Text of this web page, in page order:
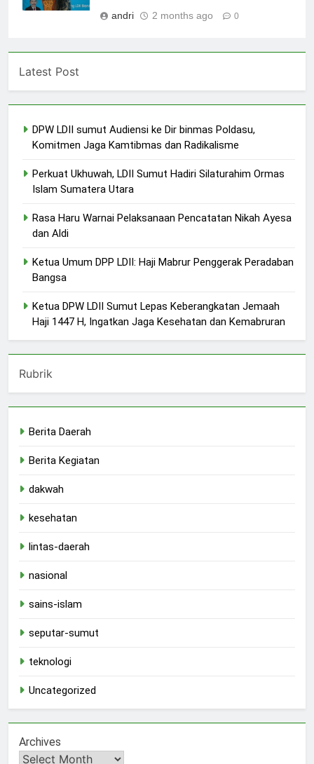
andri 2 months ago 0
Latest Post
DPW LDII sumut Audiensi ke Dir binmas Poldasu,
Komitmen Jaga Kamtibmas dan Radikalisme
Perkuat Ukhuwah, LDII Sumut Hadiri Silaturahim Ormas
Islam Sumatera Utara
Rasa Haru Warnai Pelaksanaan Pencatatan Nikah Ayesa
dan Aldi
Ketua Umum DPP LDII: Haji Mabrur Penggerak Peradaban
Bangsa
Ketua DPW LDII Sumut Lepas Keberangkatan Jemaah
Haji 1447 H, Ingatkan Jaga Kesehatan dan Kemabruran
Rubrik
Berita Daerah
Berita Kegiatan
dakwah
kesehatan
lintas-daerah
nasional
sains-islam
seputar-sumut
teknologi
Uncategorized
Archives